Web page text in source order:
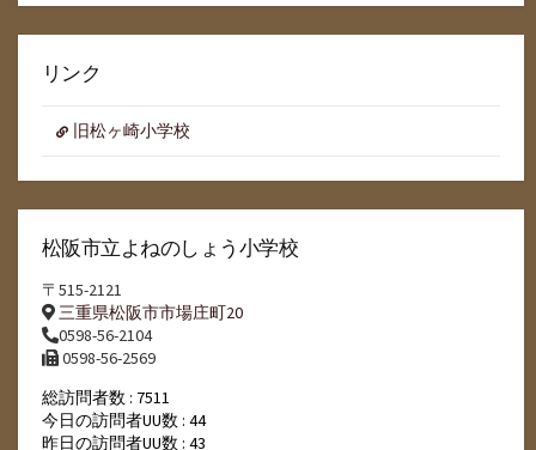
リンク
旧松ヶ崎小学校
松阪市立よねのしょう小学校
〒515-2121
三重県松阪市市場庄町20
0598-56-2104
0598-56-2569
総訪問者数 : 7511
今日の訪問者UU数 : 44
昨日の訪問者UU数 : 43